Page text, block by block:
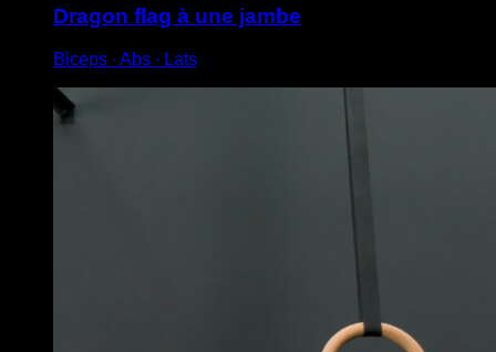
Dragon flag à une jambe
Biceps ∙ Abs ∙ Lats